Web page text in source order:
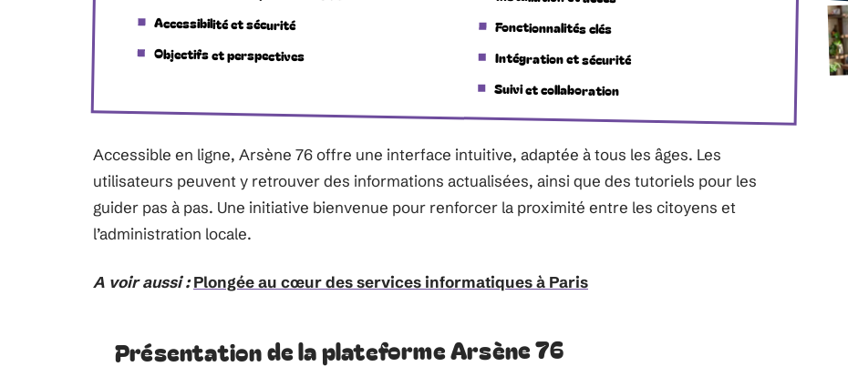
Accessibilité et sécurité
Objectifs et perspectives
Fonctionnalités clés
Intégration et sécurité
Suivi et collaboration
Accessible en ligne, Arsène 76 offre une interface intuitive, adaptée à tous les âges. Les
utilisateurs peuvent y retrouver des informations actualisées, ainsi que des tutoriels pour les
guider pas à pas. Une initiative bienvenue pour renforcer la proximité entre les citoyens et
l’administration locale.
A voir aussi : Plongée au cœur des services informatiques à Paris
Présentation de la plateforme Arsène 76